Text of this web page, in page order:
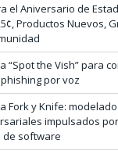
el Aniversario de
Productos Nuevos,
“Spot the Vish” para
por voz
Fork y Knife:
impulsados
de software